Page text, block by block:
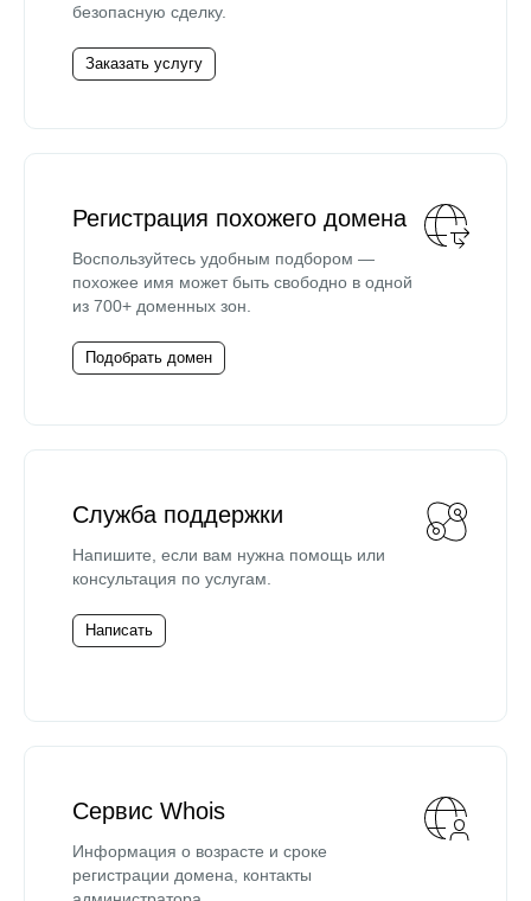
безопасную сделку.
Заказать услугу
Регистрация похожего домена
Воспользуйтесь удобным подбором —
похожее имя может быть свободно в одной
из 700+ доменных зон.
Подобрать домен
Служба поддержки
Напишите, если вам нужна помощь или
консультация по услугам.
Написать
Сервис Whois
Информация о возрасте и сроке
регистрации домена, контакты